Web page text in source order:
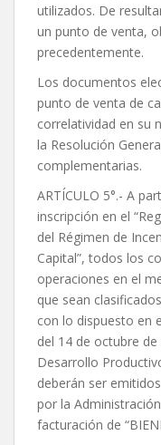
utilizados. De
un punto de venta,
precedentemente.
Los documentos
punto de venta de
correlatividad en su
la Resolución
complementarias.
ARTÍCULO 5°.- A
inscripción en el
del Régimen de
Capital”, todos los
operaciones en el
que sean
con lo dispuesto en
del 14 de octubre
Desarrollo
deberán ser
por la
facturación de